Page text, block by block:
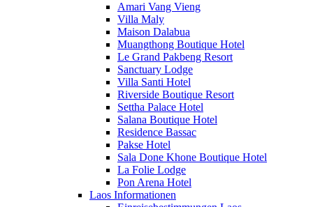
Amari Vang Vieng
Villa Maly
Maison Dalabua
Muangthong Boutique Hotel
Le Grand Pakbeng Resort
Sanctuary Lodge
Villa Santi Hotel
Riverside Boutique Resort
Settha Palace Hotel
Salana Boutique Hotel
Residence Bassac
Pakse Hotel
Sala Done Khone Boutique Hotel
La Folie Lodge
Pon Arena Hotel
Laos Informationen